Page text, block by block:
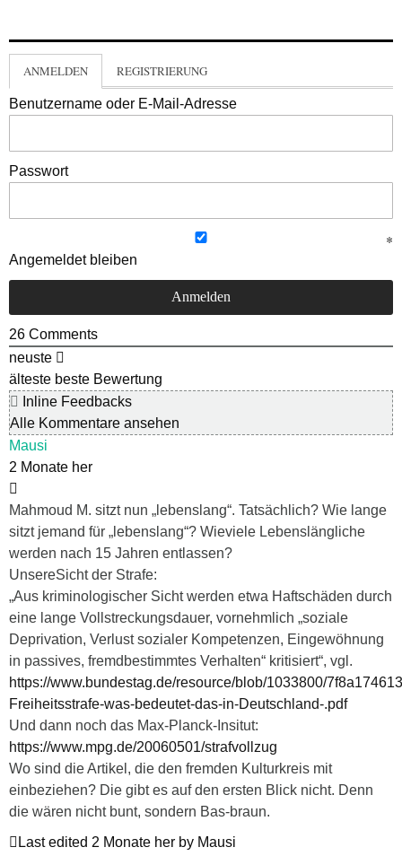
ANMELDEN REGISTRIERUNG
Benutzername oder E-Mail-Adresse
Passwort
Angemeldet bleiben
26 Comments
neuste
älteste beste Bewertung
Inline Feedbacks
Alle Kommentare ansehen
Mausi
2 Monate her
Mahmoud M. sitzt nun „lebenslang“. Tatsächlich? Wie lange
sitzt jemand für „lebenslang“? Wieviele Lebenslängliche
werden nach 15 Jahren entlassen?
UnsereSicht der Strafe:
„Aus kriminologischer Sicht werden etwa Haftschäden durch
eine lange Vollstreckungsdauer, vornehmlich „soziale
Deprivation, Verlust sozialer Kompetenzen, Eingewöhnung
in passives, fremdbestimmtes Verhalten“ kritisiert“, vgl.
https://www.bundestag.de/resource/blob/1033800/
Freiheitsstrafe-was-bedeutet-das-in-Deutschland-.pdf
Und dann noch das Max-Planck-Insitut:
https://www.mpg.de/20060501/strafvollzug
Wo sind die Artikel, die den fremden Kulturkreis mit
einbeziehen? Die gibt es auf den ersten Blick nicht. Denn
die wären nicht bunt, sondern Bas-braun.
Last edited 2 Monate her by Mausi